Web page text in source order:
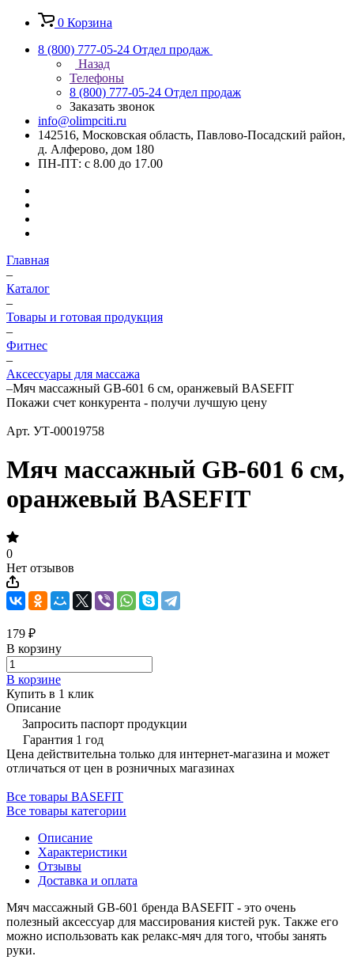
0 Корзина
8 (800) 777-05-24 Отдел продаж
Назад
Телефоны
8 (800) 777-05-24 Отдел продаж
Заказать звонок
info@olimpciti.ru
142516, Московская область, Павлово-Посадский район,
д. Алферово, дом 180
ПН-ПТ: с 8.00 до 17.00
Главная
–
Каталог
–
Товары и готовая продукция
–
Фитнес
–
Аксессуары для масcажа
–Мяч массажный GB-601 6 см, оранжевый BASEFIT
Покажи счет конкурента - получи лучшую цену
Арт. УТ-00019758
Мяч массажный GB-601 6 см,
оранжевый BASEFIT
0
Нет отзывов
179 ₽
В корзину
В корзине
Купить в 1 клик
Описание
Запросить паспорт продукции
Гарантия 1 год
Цена действительна только для интернет-магазина и может
отличаться от цен в розничных магазинах
Все товары BASEFIT
Все товары категории
Описание
Характеристики
Отзывы
Доставка и оплата
Мяч массажный GB-601 бренда BASEFIT - это очень
полезный аксессуар для массирования кистей рук. Также его
можно использовать как релакс-мяч для того, чтобы занять
руки.